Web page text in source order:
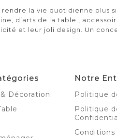
rendre la vie quotidienne plus
d’arts de la table ,
et leur joli design. Un
Décoration
Notre
Politique
Politique